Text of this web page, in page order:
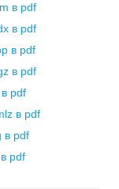
в pdf
в pdf
в pdf
в pdf
в pdf
в pdf
в pdf
в pdf